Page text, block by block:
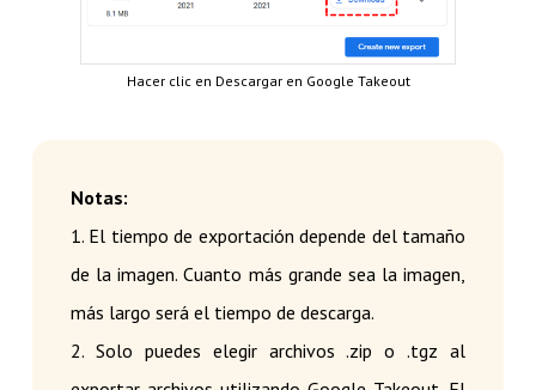
Hacer clic en Descargar en Google Takeout
Notas:
1. El tiempo de exportación depende del tamaño
de la imagen. Cuanto más grande sea la imagen,
más largo será el tiempo de descarga.
2. Solo puedes elegir archivos .zip o .tgz al